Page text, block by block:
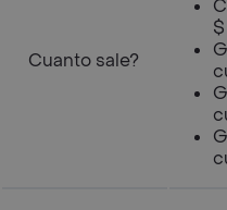
Cuanto sale?